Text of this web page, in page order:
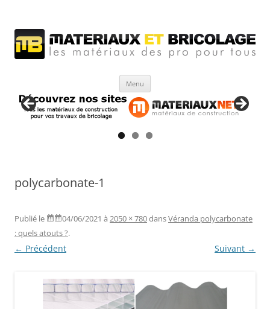
Menu
polycarbonate-1
Publié le 04/06/2021 à 2050 × 780dansVéranda polycarbonate
: quels atouts ?.
← Précédent Suivant →